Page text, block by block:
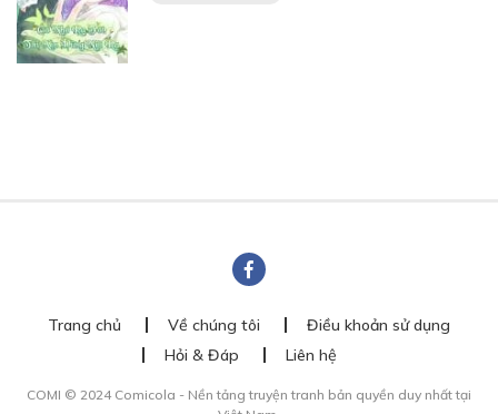
Trang chủ Về chúng tôi
Điều khoản sử dụng
Hỏi & Đáp
Liên hệ
COMI © 2024 Comicola - Nền tảng truyện tranh bản quyền duy nhất tại